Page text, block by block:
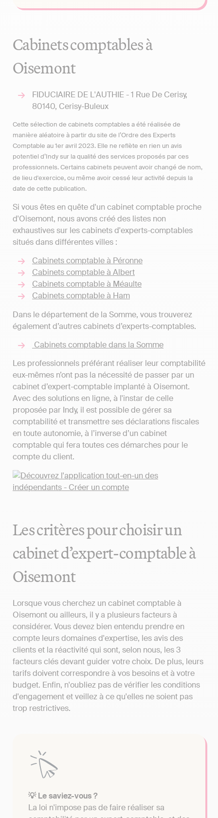
Cabinets comptables à
Oisemont
FIDUCIAIRE DE L'AUTHIE - 1 Rue De Cerisy,
80140, Cerisy-Buleux
Cette sélection de cabinets comptables a été réalisée de
manière aléatoire à partir du site de l’Ordre des Experts
Comptable au 1er avril 2023. Elle ne reflète en rien un avis
potentiel d’Indy sur la qualité des services proposés par ces
professionnels. Certains cabinets peuvent avoir changé de nom,
de lieu d'exercice, ou même avoir cessé leur activité depuis la
date de cette publication.
Si vous êtes en quête d'un cabinet comptable proche
d'Oisemont, nous avons créé des listes non
exhaustives sur les cabinets d'experts-comptables
situés dans différentes villes :
Cabinets comptable à Péronne
Cabinets comptable à Albert
Cabinets comptable à Méaulte
Cabinets comptable à Ham
Dans le département de la Somme, vous trouverez
également d’autres cabinets d’experts-comptables.
Cabinets comptable dans la Somme
Les professionnels préférant réaliser leur comptabilité
eux-mêmes n’ont pas la nécessité de passer par un
cabinet d’expert-comptable implanté à Oisemont.
Avec des solutions en ligne, à l'instar de celle
proposée par Indy, il est possible de gérer sa
comptabilité et transmettre ses déclarations fiscales
en toute autonomie, à l’inverse d’un cabinet
comptable qui fera toutes ces démarches pour le
compte du client.
Les critères pour choisir un
cabinet d’expert-comptable à
Oisemont
Lorsque vous cherchez un cabinet comptable à
Oisemont ou ailleurs, il y a plusieurs facteurs à
considérer. Vous devez bien entendu prendre en
compte leurs domaines d'expertise, les avis des
clients et la réactivité qui sont, selon nous, les 3
facteurs clés devant guider votre choix. De plus, leurs
tarifs doivent correspondre à vos besoins et à votre
budget. Enfin, n'oubliez pas de vérifier les conditions
d'engagement et veillez à ce qu'elles ne soient pas
trop restrictives.
💡 Le saviez-vous ?
La loi n'impose pas de faire réaliser sa